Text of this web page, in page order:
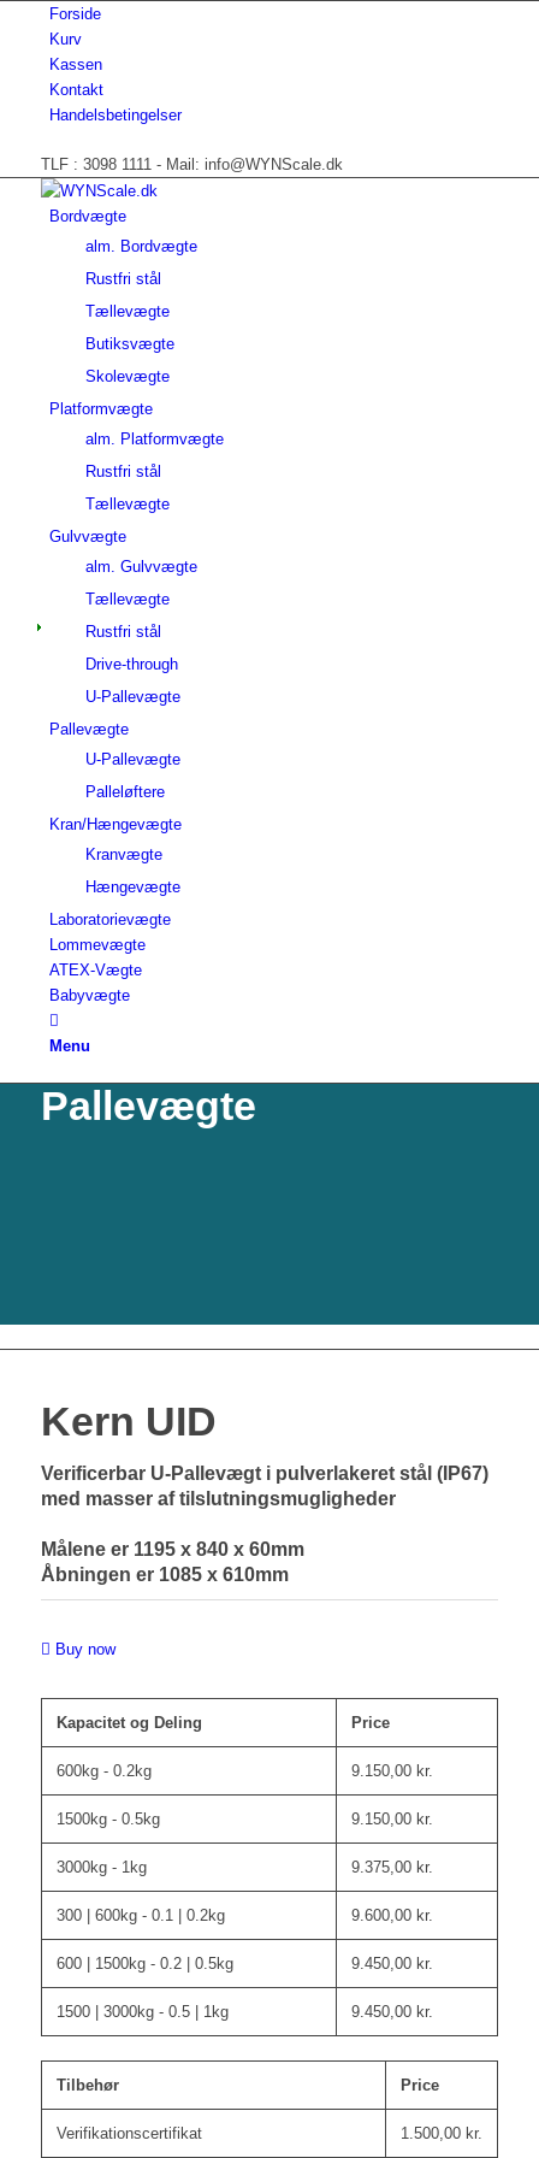
Forside
Kurv
Kassen
Kontakt
Handelsbetingelser
TLF : 3098 1111 - Mail: info@WYNScale.dk
Bordvægte
alm. Bordvægte
Rustfri stål
Tællevægte
Butiksvægte
Skolevægte
Platformvægte
alm. Platformvægte
Rustfri stål
Tællevægte
Gulvvægte
alm. Gulvvægte
Tællevægte
Rustfri stål
Drive-through
U-Pallevægte
Pallevægte
U-Pallevægte
Palleløftere
Kran/Hængevægte
Kranvægte
Hængevægte
Laboratorievægte
Lommevægte
ATEX-Vægte
Babyvægte
Menu
Pallevægte
Kern UID
Verificerbar U-Pallevægt i pulverlakeret stål (IP67)
med masser af tilslutningsmugligheder
Målene er 1195 x 840 x 60mm
Åbningen er 1085 x 610mm
Buy now
Kapacitet og Deling Price
600kg - 0.2kg 9.150,00 kr.
1500kg - 0.5kg 9.150,00 kr.
3000kg - 1kg 9.375,00 kr.
300 | 600kg - 0.1 | 0.2kg 9.600,00 kr.
600 | 1500kg - 0.2 | 0.5kg 9.450,00 kr.
1500 | 3000kg - 0.5 | 1kg 9.450,00 kr.
Tilbehør Price
Verifikationscertifikat 1.500,00 kr.